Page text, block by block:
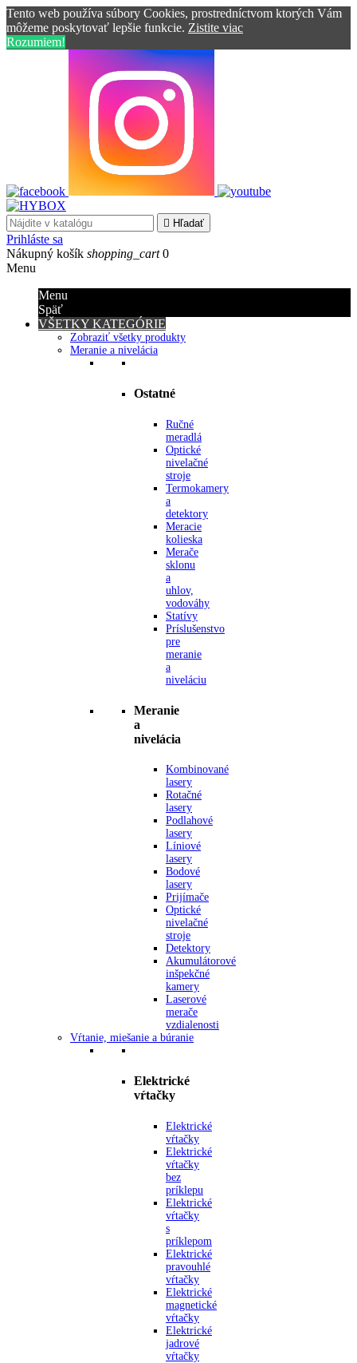
Tento web používa súbory Cookies, prostredníctvom ktorých Vám
môžeme poskytovať lepšie funkcie. Zistite viac
Rozumiem!
 Hľadať
Prihláste sa
Nákupný košík shopping_cart 0
Menu
Menu
Späť
VŠETKY KATEGÓRIE
Zobraziť všetky produkty
Meranie a nivelácia
Ostatné
Ručné
meradlá
Optické
nivelačné
stroje
Termokamery
a
detektory
Meracie
kolieska
Merače
sklonu
a
uhlov,
vodováhy
Statívy
Príslušenstvo
pre
meranie
a
niveláciu
Meranie
a
nivelácia
Kombinované
lasery
Rotačné
lasery
Podlahové
lasery
Líniové
lasery
Bodové
lasery
Prijímače
Optické
nivelačné
stroje
Detektory
Akumulátorové
inšpekčné
kamery
Laserové
merače
vzdialenosti
Vŕtanie, miešanie a búranie
Elektrické
vŕtačky
Elektrické
vŕtačky
Elektrické
vŕtačky
bez
príklepu
Elektrické
vŕtačky
s
príklepom
Elektrické
pravouhlé
vŕtačky
Elektrické
magnetické
vŕtačky
Elektrické
jadrové
vŕtačky